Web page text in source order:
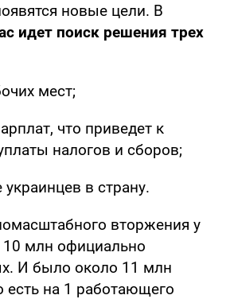
новые цели. В
идет поиск решения трех
мест;
что приведет к
налогов и сборов;
в страну.
вторжения у
млн официально
И было около 11 млн
есть на 1 работающего